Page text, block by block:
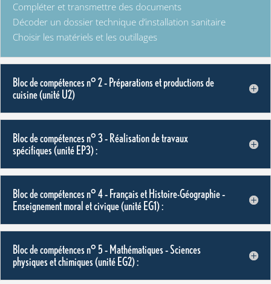
Compléter et transmettre des documents
Décoder un dossier technique d’installation sanitaire
Choisir les matériels et les outillages
Bloc de compétences n° 2 – Préparations et productions de
cuisine (unité U2)
Bloc de compétences n° 3 – Réalisation de travaux
spécifiques (unité EP3) :
Bloc de compétences n° 4 – Français et Histoire-Géographie –
Enseignement moral et civique (unité EG1) :
Bloc de compétences n° 5 – Mathématiques – Sciences
physiques et chimiques (unité EG2) :